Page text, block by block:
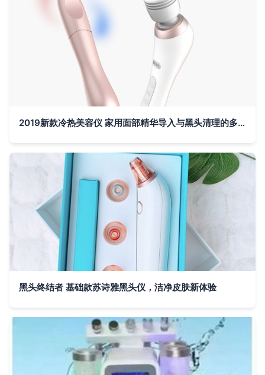
2019新款冷热美容仪 家用面部精华导入与黑头清理的多功能护肤利器
黑头终结者 基础款苏诗雅黑头仪，洁净皮肤新体验